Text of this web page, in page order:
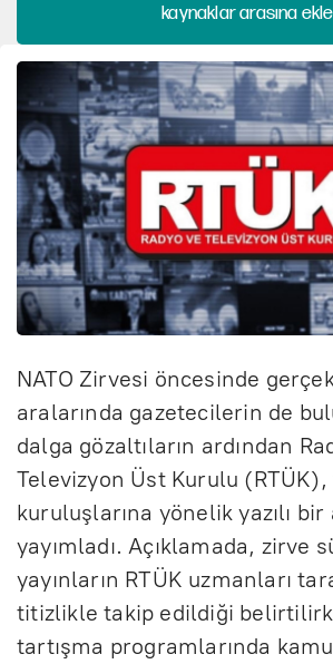
kaynaklar arasına
NATO Zirvesi öncesinde
aralarında gazetecilerin de
dalga gözaltıların ardından
Televizyon Üst Kurulu (RTÜK),
kuruluşlarına yönelik yazılı bir
yayımladı. Açıklamada, zirve
yayınların RTÜK uzmanları
titizlikle takip edildiği
tartışma programlarında